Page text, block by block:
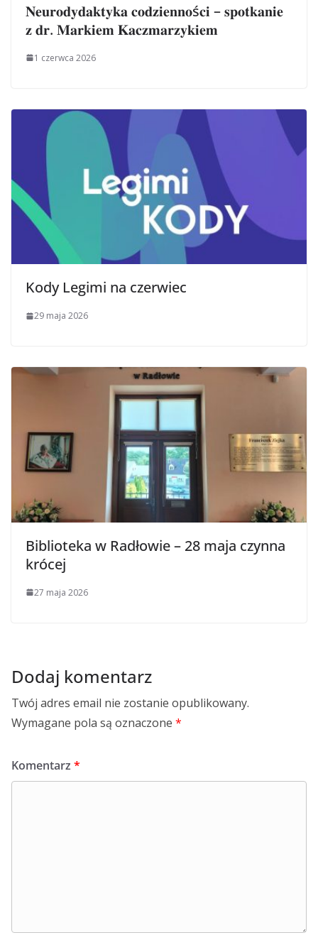
𝐍𝐞𝐮𝐫𝐨𝐝𝐲𝐝𝐚𝐤𝐭𝐲𝐤𝐚 𝐜𝐨𝐝𝐳𝐢𝐞𝐧𝐧𝐨ś𝐜𝐢 – 𝐬𝐩𝐨𝐭𝐤𝐚𝐧𝐢𝐞
𝐳 𝐝𝐫. 𝐌𝐚𝐫𝐤𝐢𝐞𝐦 𝐊𝐚𝐜𝐳𝐦𝐚𝐫𝐳𝐲𝐤𝐢𝐞𝐦
1 czerwca 2026
Kody Legimi na czerwiec
29 maja 2026
Biblioteka w Radłowie – 28 maja czynna
krócej
27 maja 2026
Dodaj komentarz
Twój adres email nie zostanie opublikowany.
Wymagane pola są oznaczone *
Komentarz *